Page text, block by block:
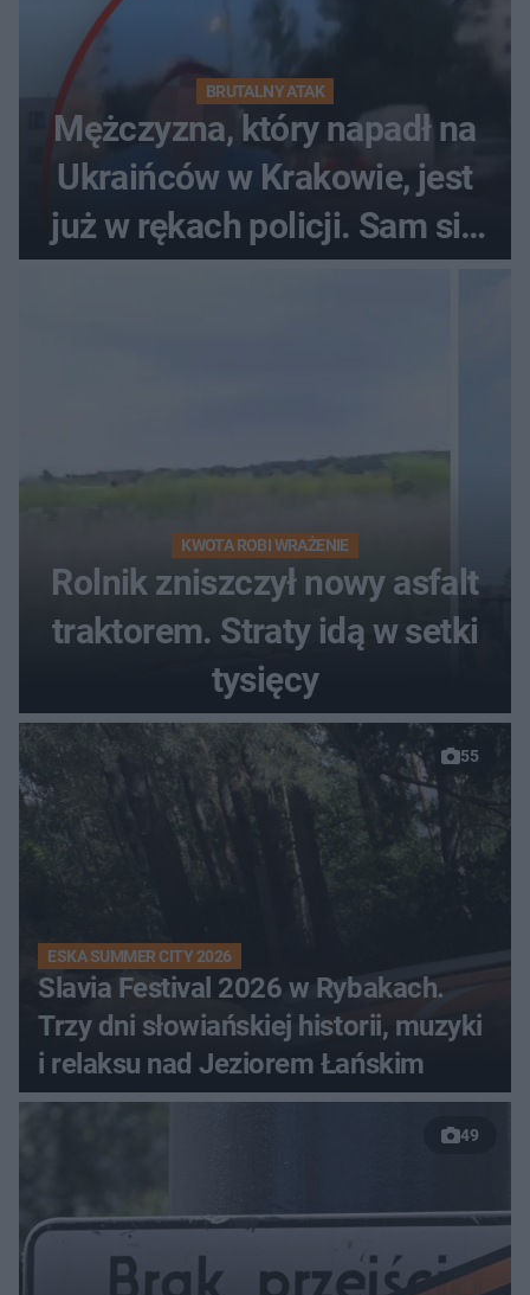
BRUTALNY ATAK
Mężczyzna, który napadł na
Ukraińców w Krakowie, jest
już w rękach policji. Sam się
KWOTA ROBI WRAŻENIE
Rolnik zniszczył nowy asfalt
traktorem. Straty idą w setki
tysięcy
55
ESKA SUMMER CITY 2026
Slavia Festival 2026 w Rybakach.
Trzy dni słowiańskiej historii, muzyki
i relaksu nad Jeziorem Łańskim
49